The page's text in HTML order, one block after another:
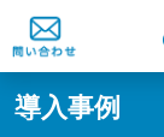
@ -0,0 +1,60 @@
導入事例